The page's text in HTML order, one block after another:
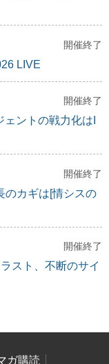
開催終了
LIVE
開催終了
ェントの戦力化はI
開催終了
のカギは[情シスの
開催終了
スト、不断のサイ
ガ購読